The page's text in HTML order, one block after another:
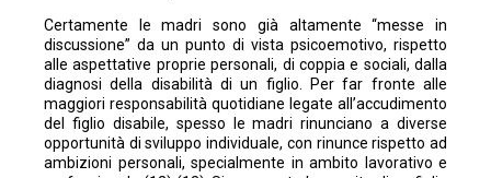
Certamente le madri sono già altamente “messe in
discussione” da un punto di vista psicoemotivo, rispetto
alle aspettative proprie personali, di coppia e sociali, dalla
diagnosi della disabilità di un figlio. Per far fronte alle
maggiori responsabilità quotidiane legate all’accudimento
del figlio disabile, spesso le madri rinunciano a diverse
opportunità di sviluppo individuale, con rinunce rispetto ad
ambizioni personali, specialmente in ambito lavorativo e